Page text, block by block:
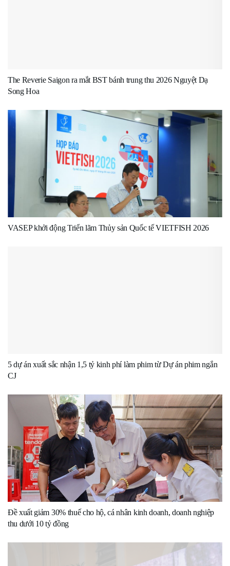
The Reverie Saigon ra mắt BST bánh trung thu 2026 Nguyệt Dạ
Song Hoa
VASEP khởi động Triển lãm Thủy sản Quốc tế VIETFISH 2026
5 dự án xuất sắc nhận 1,5 tỷ kinh phí làm phim từ Dự án phim ngắn
CJ
Đề xuất giảm 30% thuế cho hộ, cá nhân kinh doanh, doanh nghiệp
thu dưới 10 tỷ đồng